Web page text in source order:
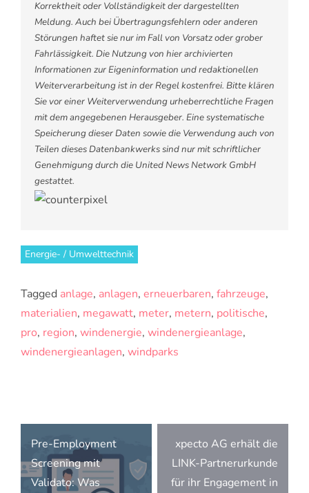
Korrektheit oder Vollständigkeit der dargestellten
Meldung. Auch bei Übertragungsfehlern oder anderen
Störungen haftet sie nur im Fall von Vorsatz oder grober
Fahrlässigkeit. Die Nutzung von hier archivierten
Informationen zur Eigeninformation und redaktionellen
Weiterverarbeitung ist in der Regel kostenfrei. Bitte klären
Sie vor einer Weiterverwendung urheberrechtliche Fragen
mit dem angegebenen Herausgeber. Eine systematische
Speicherung dieser Daten sowie die Verwendung auch von
Teilen dieses Datenbankwerks sind nur mit schriftlicher
Genehmigung durch die United News Network GmbH
gestattet.
Energie- / Umwelttechnik
Tagged anlage, anlagen, erneuerbaren, fahrzeuge,
materialien, megawatt, meter, metern, politische,
pro, region, windenergie, windenergieanlage,
windenergieanlagen, windparks
Beitragsnavigation
Pre-Employment
Screening mit
Validato: Was
xpecto AG erhält die
LINK-Partnerurkunde
für ihr Engagement in